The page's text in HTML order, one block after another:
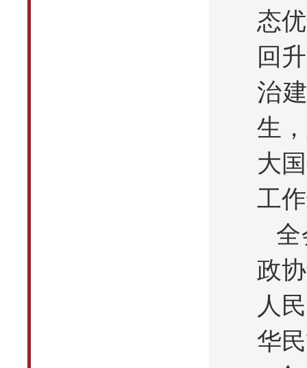
态
回
治
生
大
工
政
人
华